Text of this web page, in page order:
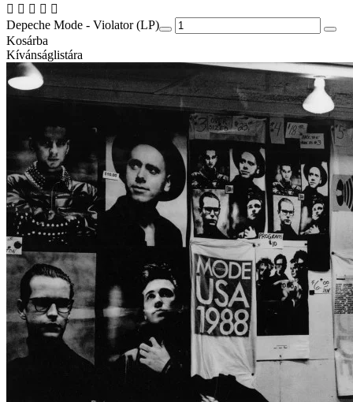
Depeche Mode - Violator (LP)
Kosárba
Kívánságlistára